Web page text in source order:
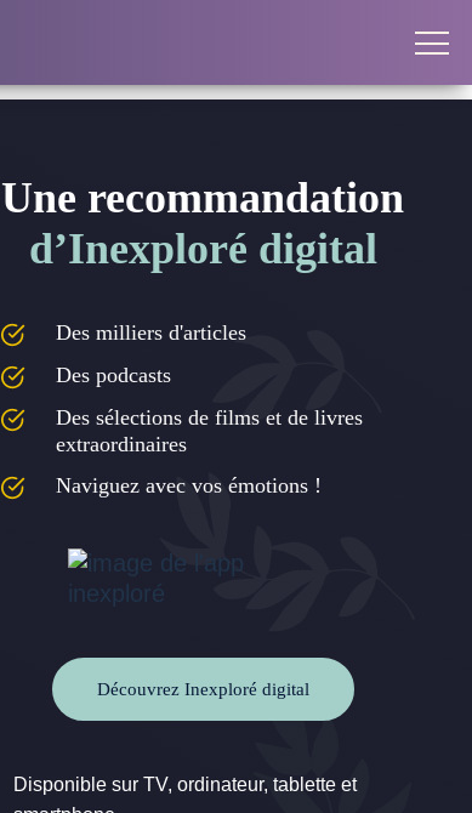
Une recommandation
d’Inexploré digital
Des milliers d'articles
Des podcasts
Des sélections de films et de livres
extraordinaires
Naviguez avec vos émotions !
Découvrez Inexploré digital
Disponible sur TV, ordinateur, tablette et